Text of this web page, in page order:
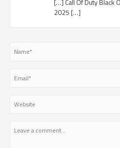
[…] Call Of Duty Black
2025 […]